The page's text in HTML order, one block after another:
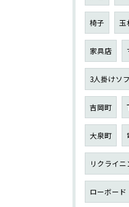
椅子 玉
家具店
3人掛けソ
吉岡町
大泉町
リクライ
ローボード